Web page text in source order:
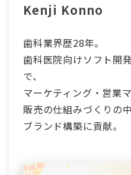
Kenji Konno
歯科業界歴28年。
歯科医院向けソフト開
で、
マーケティング・営業
販売の仕組みづくりの
ブランド構築に貢献。